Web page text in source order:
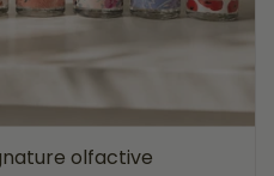
olfactive